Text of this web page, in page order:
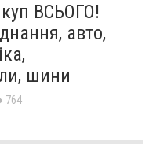
ВСЬОГО!
авто,
шини
764